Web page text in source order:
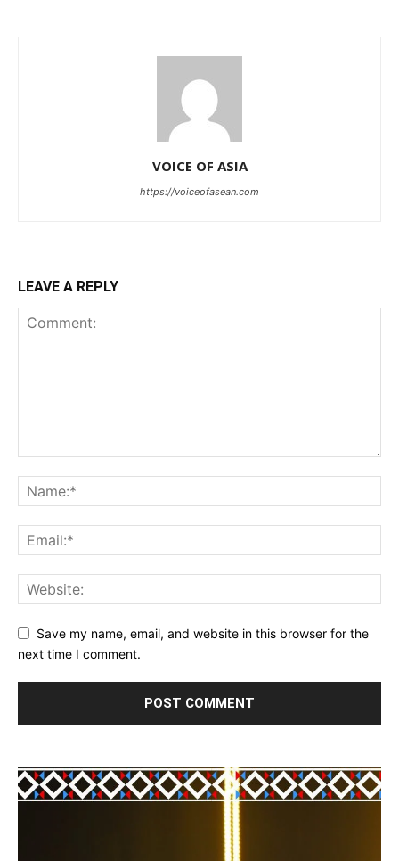
VOICE OF ASIA
https://voiceofasean.com
LEAVE A REPLY
Save my name, email, and website in this browser for the
next time I comment.